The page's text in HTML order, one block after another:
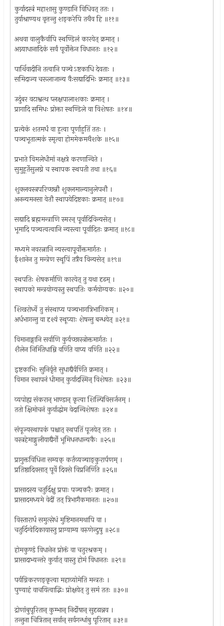
कुर्यादस्त्रं महाशासु कुण्डानि विधिवत् ततः ।
तुर्याश्राण्यथ वृत्तन्तु शङ्करेपि तथैव हि ॥११॥
अथवा वालुकैर्वापि स्थण्डिलं कारयेत् क्रमात् ।
अग्न्याधानादिकं सर्वं पूर्वोक्तेन विधानतः ॥१२॥
पार्थिवादीनि तत्वानि पञ्चेऽष्टकाधि देवताः ।
समिदाज्य चरूलाजान्य वैःसद्यादिभिः क्रमात् ॥१३॥
उदुंबर वटाश्वत्थ प्लक्षपालाशकाः क्रमात् ।
प्रागादि समिधः प्रोक्ता स्थण्डिले वा विशेषतः ॥१४॥
प्रत्येकं शतमर्धं वा हुत्वा पूर्णाहुतिं ततः ।
पञ्चभूतात्मकं स्मृत्वा होममेकमथैशके ॥१५॥
प्रभाते विमलेधीमां नक्षत्रे करणान्विते ।
सुमुहूर्तेसुलग्ने च स्थापक स्थपती तथा ॥१६॥
शुक्लवस्त्रपरिच्छन्नौ शुक्लमाल्यानुलेपनौ ।
अनन्यमनसा वेतौ स्थापयेदिष्टकाः क्रमात् ॥१७॥
सद्यादि ब्रह्ममन्त्राणि स्मरन् पूर्वादिविन्यसेत् ।
भूमादि पञ्चत्वत्वानि न्यस्त्वा पूर्वादितः क्रमात् ॥१८॥
मध्यमे नवरत्नानि न्यस्त्वापूर्वोक्तमार्गतः ।
ईशानेन तु मन्त्रेण स्थूपिं तत्रैव विन्यसेत् ॥१९॥
स्थपतिः शेषकर्माणि कारयेत् तु यथा दृढम् ।
स्थापको मन्त्रयोग्यस्तु स्थपतिः कर्मयोग्यकः ॥२०॥
शिखरोर्ध्वे तु संस्थाप्य पञ्चभागत्रिभागिकम् ।
अर्धभागन्तु वा दृश्यं स्थूप्याः शेषन्तु बन्धयेत् ॥२१॥
विमानाङ्गानि सर्वाणि कुर्यच्छास्त्रोक्तमार्गतः ।
शैलेन निर्मितेधाम्नि वर्णिते वाप्य वर्णिते ॥२२॥
इष्टकाभिः सुनिर्वृत्ते सुधाद्यैर्वर्णिते क्रमात् ।
विमान स्थापनं धीमान् कुर्यादस्मिन् विशेषतः ॥२३॥
व्यपोह्य संकरान् भाण्डान् कृत्वा शिल्पिविसर्जनम् ।
ततो क्षिमोचनं कुर्याद्धोम वेदान्विशेषतः ॥२४॥
संपूज्यस्थापकं पश्चात् स्थपतिं पूजयेत् ततः ।
वस्त्रहेमाङ्गुलीयाद्यैर्गो भूमिधनधान्यकैः ॥२५॥
प्रागुक्तविधिना सम्यक् कर्तव्यञ्चाङ्कुरार्पणम् ।
प्रतिष्ठादिवसात् पूर्वे दिवसे विप्रनिर्णिते ॥२६॥
प्रासादस्य चतुर्दिक्षु प्रपाः पञ्चकरैः क्रमात् ।
प्रासादमध्यमे वेदीं तत् त्रिभागैकमानतः ॥२७॥
विस्तारार्ध समुत्सेधं मुष्टिमानमथापि वा ।
चतुर्दिग्वेदिकायास्तु प्राग्याम्य वरुणेन्दुषु ॥२८॥
होमकुण्डं विधानेन प्रोक्तं वा चतुरश्रकम् ।
प्रासादाभ्यन्तरे कुर्यात् वास्तु होमं विधानतः ॥२९॥
पर्यग्निकरणङ्कृत्वा महाव्योमेति मन्त्रतः ।
पुण्याहं वाचयित्वाद्भिः प्रोक्षयेत् तु समं ततः ॥३०॥
द्रोणांबुपूरितान् कुम्भान् निर्दोषान् सुदृढान्नव ।
तन्तुना चित्रितान् सर्वान् सर्वगन्धांबु पूरितान् ॥३१॥